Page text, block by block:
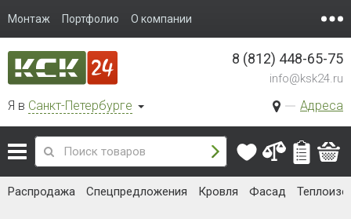
Монтаж Портфолио О компании
Я в Санкт-Петербурге Адреса
8 (812) 448-65-75
info@ksk24.ru
Распродажа Спецпредложения Кровля Фасад